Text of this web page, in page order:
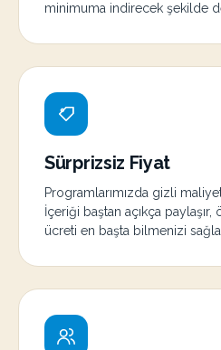
minimuma indirecek şekilde
Sürprizsiz Fiyat
Programlarımızda gizli
İçeriği baştan açıkça
ücreti en başta bilmenizi